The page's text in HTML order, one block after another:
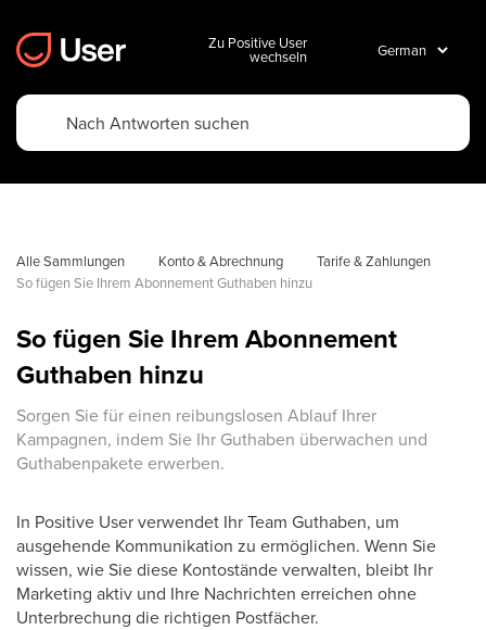
Zu Positive User
wechseln
Alle Sammlungen Konto & Abrechnung
Tarife & Zahlungen
So fügen Sie Ihrem Abonnement Guthaben hinzu
So fügen Sie Ihrem Abonnement
Guthaben hinzu
Sorgen Sie für einen reibungslosen Ablauf Ihrer
Kampagnen, indem Sie Ihr Guthaben überwachen und
Guthabenpakete erwerben.
In Positive User verwendet Ihr Team Guthaben, um
ausgehende Kommunikation zu ermöglichen. Wenn Sie
wissen, wie Sie diese Kontostände verwalten, bleibt Ihr
Marketing aktiv und Ihre Nachrichten erreichen ohne
Unterbrechung die richtigen Postfächer.